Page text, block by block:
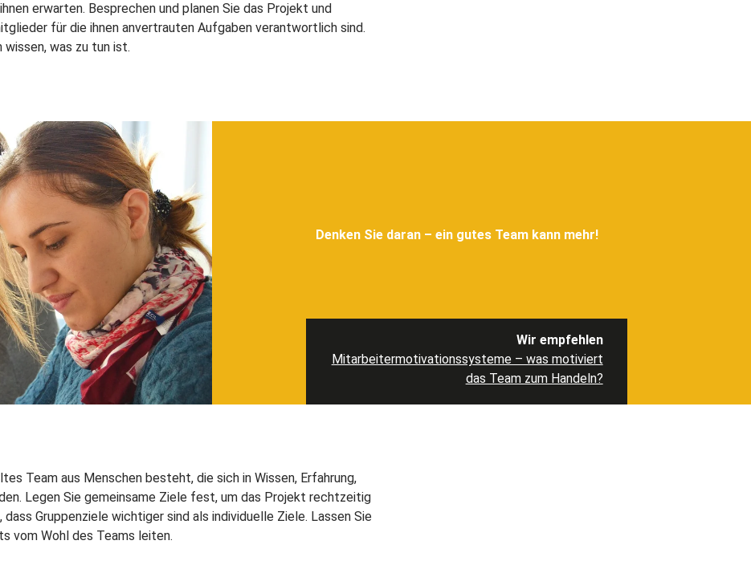
erwarten. Besprechen und planen Sie das Projekt und
für die ihnen anvertrauten Aufgaben verantwortlich sind.
was zu tun ist.
Denken Sie daran – ein gutes Team kann mehr!
Wir empfehlen
Mitarbeitermotivationssysteme – was motiviert
das Team zum Handeln?
Team aus Menschen besteht, die sich in Wissen, Erfahrung,
Legen Sie gemeinsame Ziele fest, um das Projekt rechtzeitig
dass Gruppenziele wichtiger sind als individuelle Ziele. Lassen Sie
vom Wohl des Teams leiten.